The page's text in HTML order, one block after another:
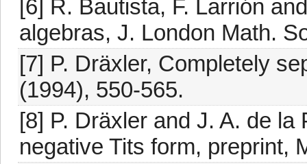
[6] R. Bautista, F. Larrión
algebras, J. London Math.
[7] P. Dräxler, Completely
(1994), 550-565.
[8] P. Dräxler and J. A. de
negative Tits form, preprint,